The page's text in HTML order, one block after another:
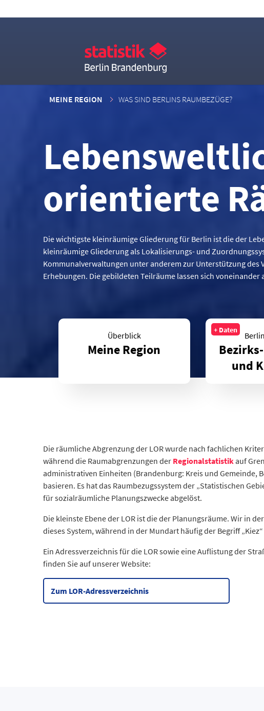
MEINE REGION WAS SIND BERLINS RAUMBEZÜGE?
orientierte
Die wichtigste kleinräumige Gliederung für Berlin ist die der
kleinräumige Gliederung als Lokalisierungs- und
Kommunalverwaltungen unter anderem zur Unterstützung des
Erhebungen. Die gebildeten Teilräume lassen sich
Überblick
Meine Region
+ Daten
und
Die räumliche Abgrenzung der LOR wurde nach fachlichen
während die Raumabgrenzungen der Regionalstatistikauf
administrativen Einheiten (Brandenburg: Kreis und Gemeinde,
basieren. Es hat das Raumbezugssystem der „Statistischen
für sozialräumliche Planungszwecke abgelöst.
Die kleinste Ebene der LOR ist die der Planungsräume. Wir in
dieses System, während in der Mundart häufig der Begriff
Ein Adressverzeichnis für die LOR sowie eine Auflistung der
finden Sie auf unserer Website:
Zum LOR-Adressverzeichnis